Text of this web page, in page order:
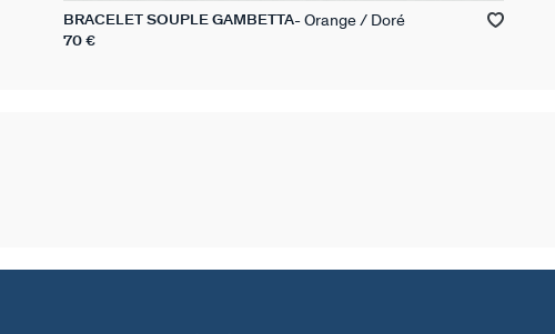
BRACELET SOUPLE GAMBETTA Orange / Doré
70 €